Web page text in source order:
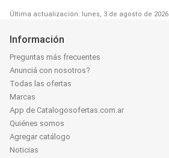
Última actualización: lunes, 3 de agosto de 2026
Información
Preguntas más frecuentes
Anunciá con nosotros?
Todas las ofertas
Marcas
App de Catalogosofertas.com.ar
Quiénes somos
Agregar catálogo
Noticias